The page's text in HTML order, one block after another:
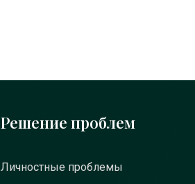
Решение проблем
Личностные проблемы